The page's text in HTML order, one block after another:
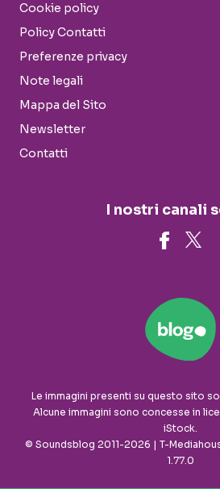
Cookie policy
Policy Contatti
Preferenze privacy
Note legali
Mappa del Sito
Newsletter
Contatti
I nostri canali
Le immagini presenti su questo sito
Alcune immagini sono concesse in
iStock.
© Soundsblog 2011-2026 | T-
1.77.0